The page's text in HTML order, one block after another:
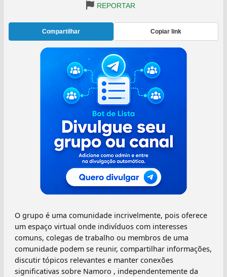
REPORTAR
Compartilhar Copiar link
O grupo é uma comunidade incrivelmente, pois oferece
um espaço virtual onde indivíduos com interesses
comuns, colegas de trabalho ou membros de uma
comunidade podem se reunir, compartilhar informações,
discutir tópicos relevantes e manter conexões
significativas sobre Namoro , independentemente da